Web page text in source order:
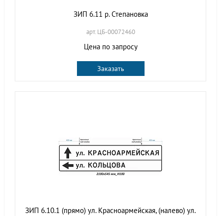
ЗИП 6.11 р. Степановка
арт. ЦБ-00072460
Цена по запросу
Заказать
ЗИП 6.10.1 (прямо) ул. Красноармейская, (налево) ул.